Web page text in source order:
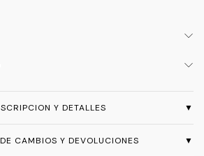
Y DETALLES ▼
CAMBIOS Y DEVOLUCIONES ▼